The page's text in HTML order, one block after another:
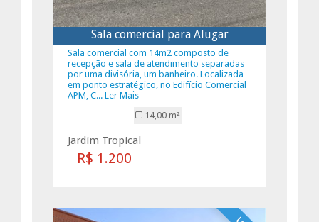
Sala comercial para Alugar
Sala comercial com 14m2 composto de
recepção e sala de atendimento separadas
por uma divisória, um banheiro. Localizada
em ponto estratégico, no Edifício Comercial
APM, C... Ler Mais
14,00 m²
Jardim Tropical
R$ 1.200